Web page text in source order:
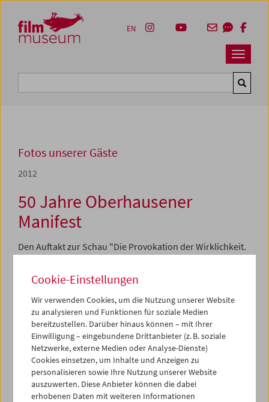
Zum Inhalt
Zum Hauptmenü
Zur Servicenavigation
Zum Suche
Navbar
EN
Fotos unserer Gäste
2012
50 Jahre Oberhausener
Manifest
Den Auftakt zur Schau "Die Provokation der Wirklichkeit.
veranstaltet vom Institut für Theater-, Film- und
Medienwissenschaft der Universität Wien und den
Internationalen Kurzfilmtagen Oberhausen, in
Kooperation mit dem Filmmuseum und mit Synema.
ProgrammMai / Juni 2012 - 50 Jahre Oberhausener
Manifest
Cookie-Einstellungen
Wir verwenden Cookies, um die Nutzung unserer Website
zu analysieren und Funktionen für soziale Medien
bereitzustellen. Darüber hinaus können – mit Ihrer
Einwilligung – eingebundene Drittanbieter (z. B. soziale
Netzwerke, externe Medien oder Analyse-Dienste)
Cookies einsetzen, um Inhalte und Anzeigen zu
personalisieren sowie Ihre Nutzung unserer Website
auszuwerten. Diese Anbieter können die dabei
erhobenen Daten mit weiteren Informationen